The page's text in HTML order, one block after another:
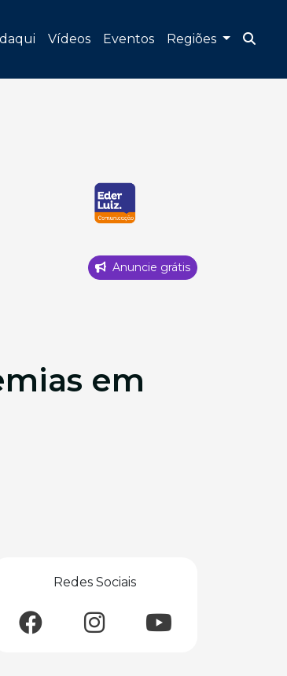
Vídeos Eventos Regiões
Anuncie grátis
em
Redes Sociais